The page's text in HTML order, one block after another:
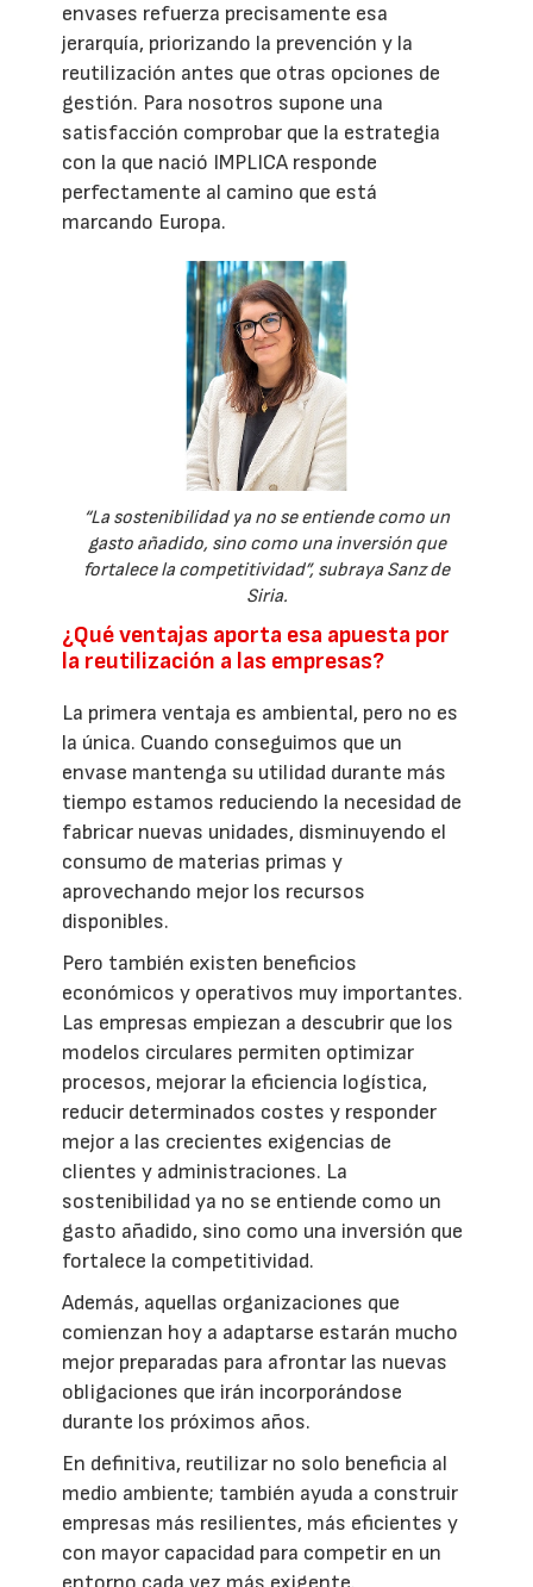
envases refuerza precisamente esa
jerarquía, priorizando la prevención y la
reutilización antes que otras opciones de
gestión. Para nosotros supone una
satisfacción comprobar que la estrategia
con la que nació IMPLICA responde
perfectamente al camino que está
marcando Europa.
“La sostenibilidad ya no se entiende como un
gasto añadido, sino como una inversión que
fortalece la competitividad”, subraya Sanz de
Siria.
¿Qué ventajas aporta esa apuesta por
la reutilización a las empresas?
La primera ventaja es ambiental, pero no es
la única. Cuando conseguimos que un
envase mantenga su utilidad durante más
tiempo estamos reduciendo la necesidad de
fabricar nuevas unidades, disminuyendo el
consumo de materias primas y
aprovechando mejor los recursos
disponibles.
Pero también existen beneficios
económicos y operativos muy importantes.
Las empresas empiezan a descubrir que los
modelos circulares permiten optimizar
procesos, mejorar la eficiencia logística,
reducir determinados costes y responder
mejor a las crecientes exigencias de
clientes y administraciones. La
sostenibilidad ya no se entiende como un
gasto añadido, sino como una inversión que
fortalece la competitividad.
Además, aquellas organizaciones que
comienzan hoy a adaptarse estarán mucho
mejor preparadas para afrontar las nuevas
obligaciones que irán incorporándose
durante los próximos años.
En definitiva, reutilizar no solo beneficia al
medio ambiente; también ayuda a construir
empresas más resilientes, más eficientes y
con mayor capacidad para competir en un